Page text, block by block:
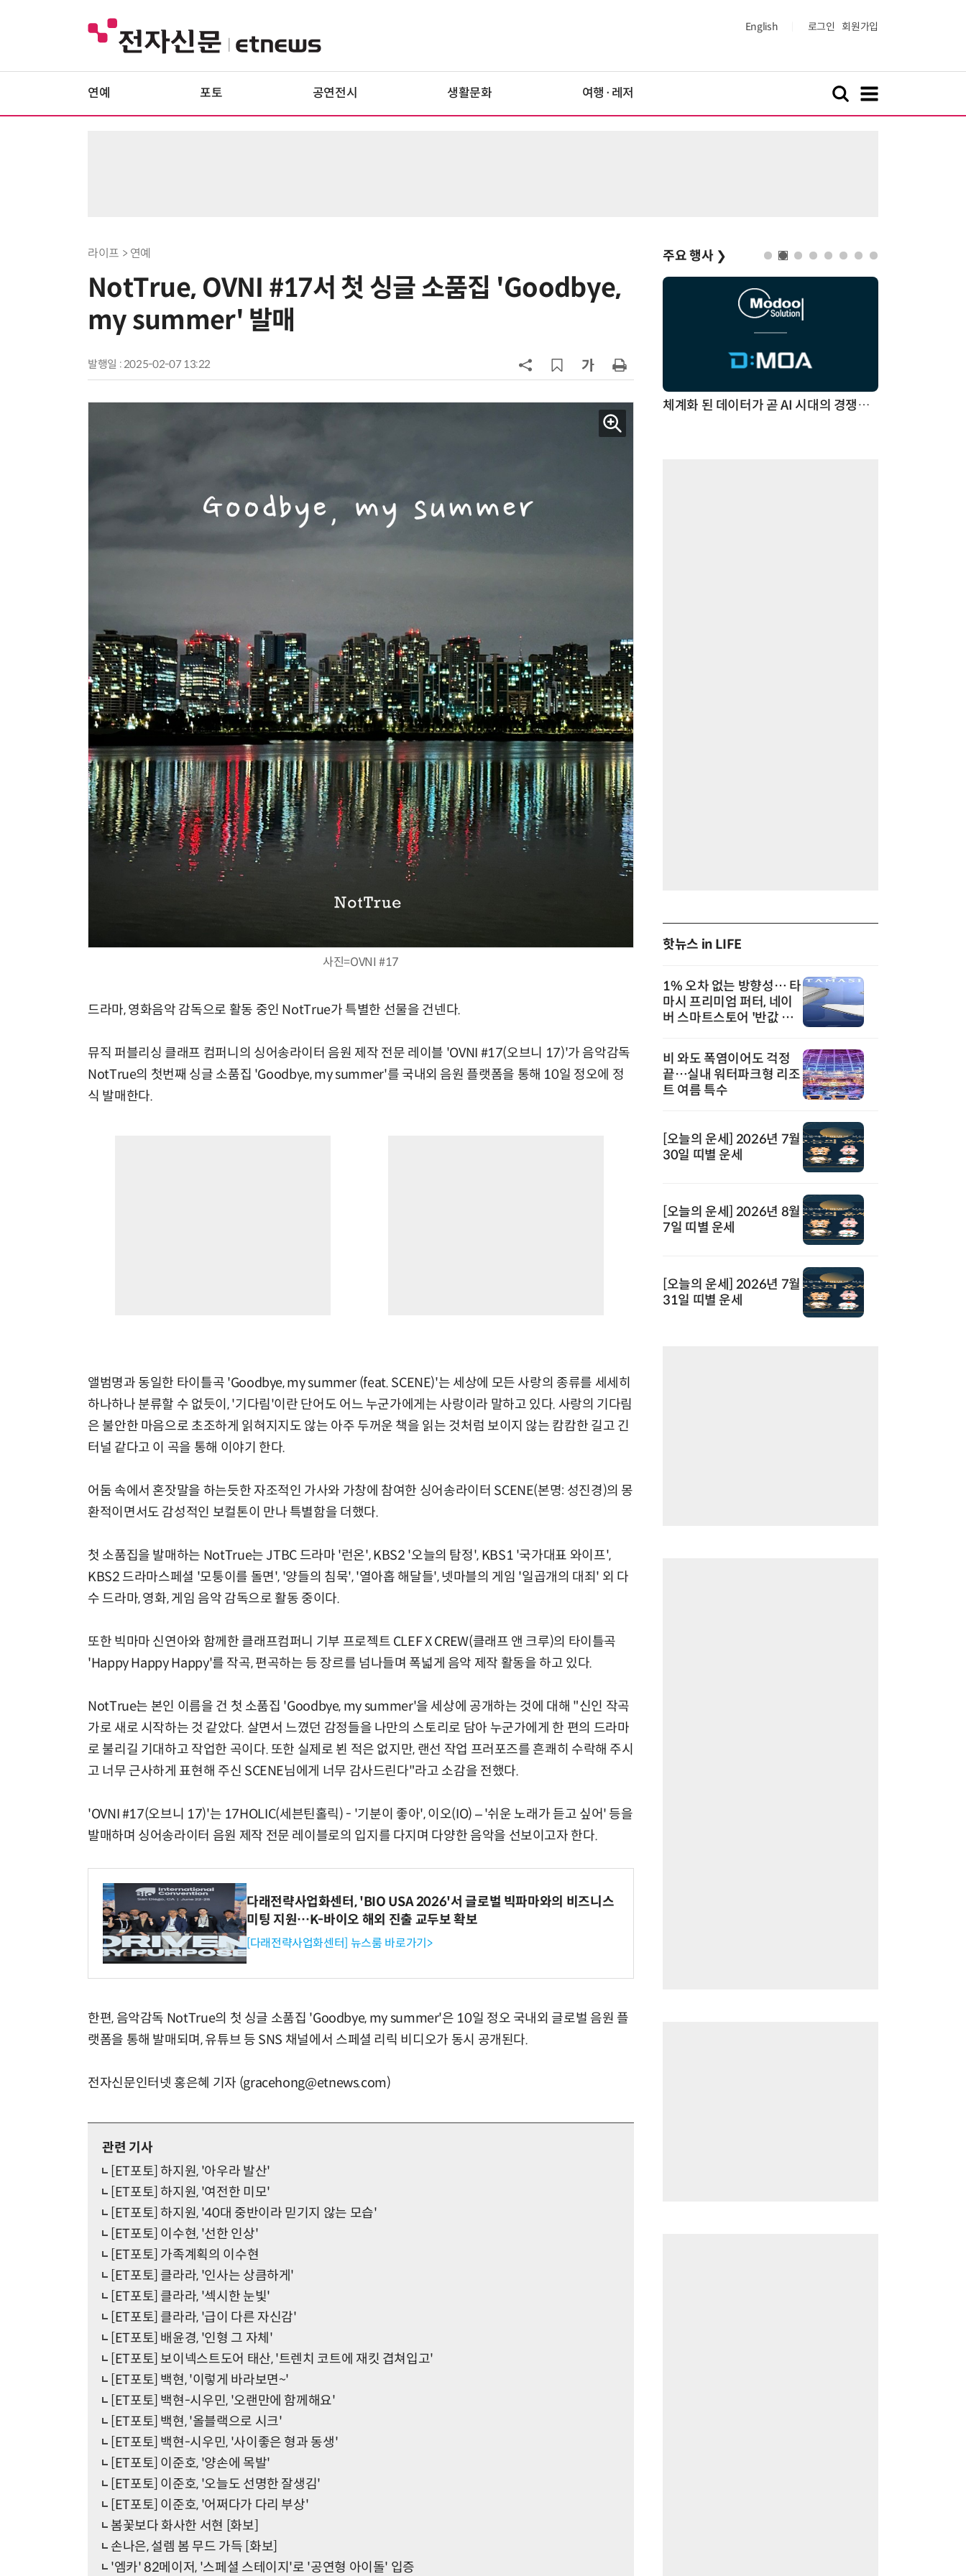
English 로그인 회원가입
연예 포토 공연전시 생활문화 여행·레저
라이프 > 연예
NotTrue, OVNI #17서 첫 싱글 소품집 'Goodbye,
my summer' 발매
발행일 : 2025-02-07 13:22
사진=OVNI #17
드라마, 영화음악 감독으로 활동 중인 NotTrue가 특별한 선물을 건넨다.
뮤직 퍼블리싱 클래프 컴퍼니의 싱어송라이터 음원 제작 전문 레이블 'OVNI #17(오브니 17)'가 음악감독
NotTrue의 첫번째 싱글 소품집 'Goodbye, my summer'를 국내외 음원 플랫폼을 통해 10일 정오에 정
식 발매한다.
앨범명과 동일한 타이틀곡 'Goodbye, my summer (feat. SCENE)'는 세상에 모든 사랑의 종류를 세세히
하나하나 분류할 수 없듯이, '기다림'이란 단어도 어느 누군가에게는 사랑이라 말하고 있다. 사랑의 기다림
은 불안한 마음으로 초조하게 읽혀지지도 않는 아주 두꺼운 책을 읽는 것처럼 보이지 않는 캄캄한 길고 긴
터널 같다고 이 곡을 통해 이야기 한다.
어둠 속에서 혼잣말을 하는듯한 자조적인 가사와 가창에 참여한 싱어송라이터 SCENE(본명: 성진경)의 몽
환적이면서도 감성적인 보컬톤이 만나 특별함을 더했다.
첫 소품집을 발매하는 NotTrue는 JTBC 드라마 '런온', KBS2 '오늘의 탐정', KBS1 '국가대표 와이프',
KBS2 드라마스페셜 '모퉁이를 돌면', '양들의 침묵', '열아홉 해달들', 넷마블의 게임 '일곱개의 대죄' 외 다
수 드라마, 영화, 게임 음악 감독으로 활동 중이다.
또한 빅마마 신연아와 함께한 클래프컴퍼니 기부 프로젝트 CLEF X CREW(클래프 앤 크루)의 타이틀곡
'Happy Happy Happy'를 작곡, 편곡하는 등 장르를 넘나들며 폭넓게 음악 제작 활동을 하고 있다.
NotTrue는 본인 이름을 건 첫 소품집 'Goodbye, my summer'을 세상에 공개하는 것에 대해 "신인 작곡
가로 새로 시작하는 것 같았다. 살면서 느꼈던 감정들을 나만의 스토리로 담아 누군가에게 한 편의 드라마
로 불리길 기대하고 작업한 곡이다. 또한 실제로 뵌 적은 없지만, 랜선 작업 프러포즈를 흔쾌히 수락해 주시
고 너무 근사하게 표현해 주신 SCENE님에게 너무 감사드린다"라고 소감을 전했다.
'OVNI #17(오브니 17)'는 17HOLIC(세븐틴홀릭) - '기분이 좋아', 이오(IO) – '쉬운 노래가 듣고 싶어' 등을
발매하며 싱어송라이터 음원 제작 전문 레이블로의 입지를 다지며 다양한 음악을 선보이고자 한다.
다래전략사업화센터, 'BIO USA 2026'서 글로벌 빅파마와의 비즈니스
미팅 지원…K-바이오 해외 진출 교두보 확보
[다래전략사업화센터] 뉴스룸 바로가기>
한편, 음악감독 NotTrue의 첫 싱글 소품집 'Goodbye, my summer'은 10일 정오 국내외 글로벌 음원 플
랫폼을 통해 발매되며, 유튜브 등 SNS 채널에서 스페셜 리릭 비디오가 동시 공개된다.
전자신문인터넷 홍은혜 기자 (gracehong@etnews.com)
관련 기사
[ET포토] 하지원, '아우라 발산'
[ET포토] 하지원, '여전한 미모'
[ET포토] 하지원, '40대 중반이라 믿기지 않는 모습'
[ET포토] 이수현, '선한 인상'
[ET포토] 가족계획의 이수현
[ET포토] 클라라, '인사는 상큼하게'
[ET포토] 클라라, '섹시한 눈빛'
[ET포토] 클라라, '급이 다른 자신감'
[ET포토] 배윤경, '인형 그 자체'
[ET포토] 보이넥스트도어 태산, '트렌치 코트에 재킷 겹쳐입고'
[ET포토] 백현, '이렇게 바라보면~'
[ET포토] 백현-시우민, '오랜만에 함께해요'
[ET포토] 백현, '올블랙으로 시크'
[ET포토] 백현-시우민, '사이좋은 형과 동생'
[ET포토] 이준호, '양손에 목발'
[ET포토] 이준호, '오늘도 선명한 잘생김'
[ET포토] 이준호, '어쩌다가 다리 부상'
봄꽃보다 화사한 서현 [화보]
손나은, 설렘 봄 무드 가득 [화보]
'엠카' 82메이저, '스페셜 스테이지'로 '공연형 아이돌' 입증
주요 행사 ❯
AI Native Enterprise를 지원하는 AI Ready Data 플랫폼 활용 전략 AI 시대의 옵저버빌리티: GPU·LLM 모니터링부터 AI 기반 장애 대응까지 체계화 된 데이터가 곧 AI 시대의 경쟁력이다
핫뉴스 in LIFE
1% 오차 없는 방향성… 타
마시 프리미엄 퍼터, 네이
버 스마트스토어 '반값 할
비 와도 폭염이어도 걱정
끝…실내 워터파크형 리조
트 여름 특수
[오늘의 운세] 2026년 7월
30일 띠별 운세
[오늘의 운세] 2026년 8월
7일 띠별 운세
[오늘의 운세] 2026년 7월
31일 띠별 운세